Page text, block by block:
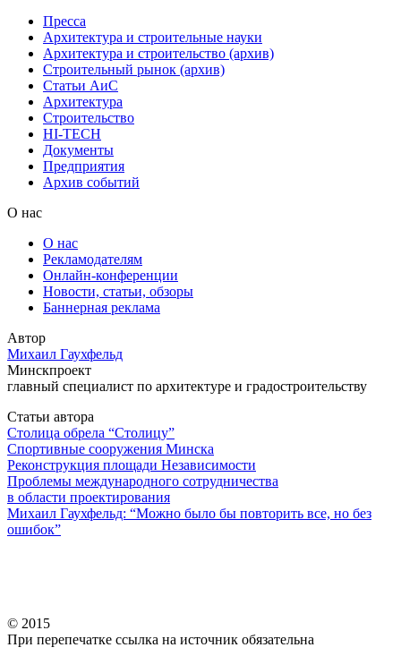
Пресса
Архитектура и строительные науки
Архитектура и строительство (архив)
Строительный рынок (архив)
Статьи АиС
Архитектура
Строительство
HI-TECH
Документы
Предприятия
Архив событий
О нас
О нас
Рекламодателям
Онлайн-конференции
Новости, статьи, обзоры
Баннерная реклама
Автор
Михаил Гаухфельд
Минскпроект
главный специалист по архитектуре и градостроительству
Статьи автора
Столица обрела “Столицу”
Спортивные сооружения Минска
Реконструкция площади Независимости
Проблемы международного сотрудничества
в области проектирования
Михаил Гаухфельд: “Можно было бы повторить все, но без
ошибок”
© 2015
При перепечатке ссылка на источник обязательна